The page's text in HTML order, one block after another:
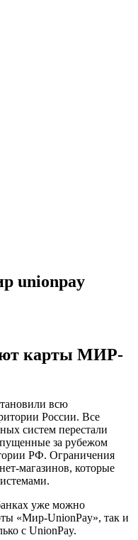
unionpay
карты ​МИР-
всю
России. Все
систем перестали
за рубежом
РФ. Ограничения
магазинов, которые
уже можно
«Мир-UnionPay», так и
с UnionPay.